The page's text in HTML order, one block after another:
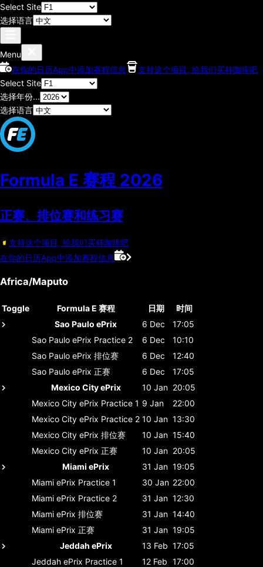
Select Site
选择语言
Menu
在你的日历App中添加赛程信息
支持这个项目, 给我们买杯咖啡吧
Select Site
选择年份...
选择语言
Formula E 赛程 2026
正赛、排位赛和练习赛
支持这个项目, 给我们买杯咖啡吧
在你的日历App中添加赛程信息
Africa/Maputo
Toggle Formula E 赛程 日期
时间
Sao Paulo ePrix
6 Dec
17:05
Sao Paulo ePrix Practice 2 6 Dec
10:10
Sao Paulo ePrix 排位赛 6 Dec
12:40
Sao Paulo ePrix 正赛 6 Dec
17:05
Mexico City ePrix
10 Jan 20:05
Mexico City ePrix Practice 1 9 Jan
22:00
Mexico City ePrix Practice 2 10 Jan 13:30
Mexico City ePrix 排位赛 10 Jan 15:40
Mexico City ePrix 正赛 10 Jan 20:05
Miami ePrix
31 Jan 19:05
Miami ePrix Practice 1 30 Jan 22:00
Miami ePrix Practice 2 31 Jan 12:30
Miami ePrix 排位赛 31 Jan 14:40
Miami ePrix 正赛 31 Jan 19:05
Jeddah ePrix
13 Feb 17:05
Jeddah ePrix Practice 1 12 Feb 17:00